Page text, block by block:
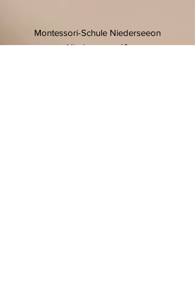
Montessori-Schule Niederseeon
Niederseeon 10